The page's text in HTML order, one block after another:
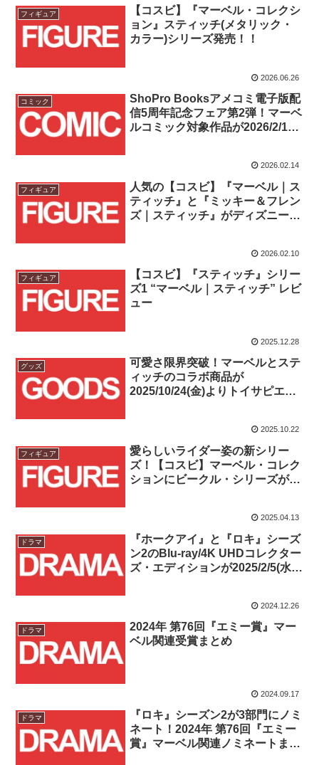
フィギュア
【コスビ】『マーベル・コレクシ
ョン』スティッチ(メタリック・
カラー)シリーズ発売！！
2026.06.26
コミック
ShoPro Booksアメコミ電子版配
信5周年記念フェア第2弾！マーベ
ルコミック対象作品が2026/2/14
2026.02.14
フィギュア
人気の【コスビ】『マーベル｜ス
ティッチ』と『ミッキー＆フレン
ズ｜スティッチ』がディズニース
2026.02.10
フィギュア
【コスビ】『スティッチ』シリー
ズ1 “マーベル｜スティッチ” レビ
ュー
2025.12.28
グッズ
可愛さ限界突破！マーベルとステ
ィッチのコラボ商品が
2025/10/24(金)よりトイサピエン
2025.10.22
フィギュア
愛らしいライダー姿の新シリー
ズ！【コスビ】マーベル・コレク
ションにビークル・シリーズが登
2025.04.13
ドラマ
『ホークアイ』と『ロキ』シーズ
ン2のBlu-ray/4K UHDコレクター
ズ・エディションが2025/2/5(水)
2024.12.26
ドラマ
2024年 第76回『エミー賞』マー
ベル関連受賞まとめ
2024.09.17
ドラマ
『ロキ』シーズン2が3部門にノミ
ネート！2024年 第76回『エミー
賞』マーベル関連ノミネートまと